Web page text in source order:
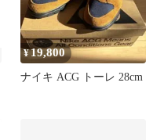
¥19,800
ナイキ ACG トーレ 28cm